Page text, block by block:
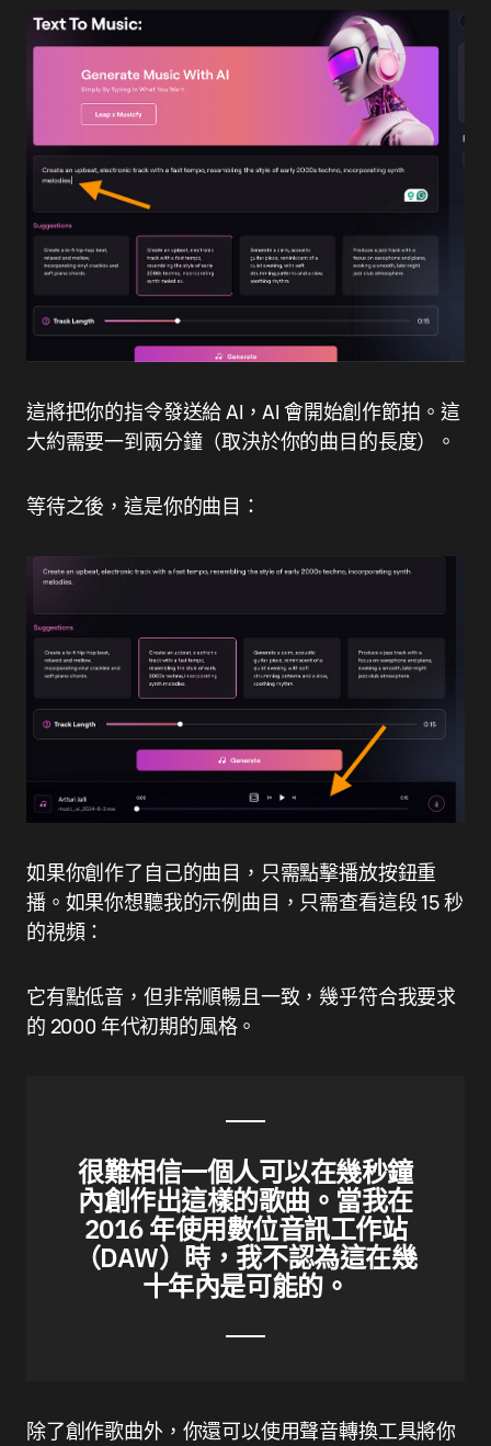
這將把你的指令發送給 AI，AI 會開始創作節拍。這
大約需要一到兩分鐘（取決於你的曲目的長度）。
等待之後，這是你的曲目：
如果你創作了自己的曲目，只需點擊播放按鈕重
播。如果你想聽我的示例曲目，只需查看這段 15 秒
的視頻：
它有點低音，但非常順暢且一致，幾乎符合我要求
的 2000 年代初期的風格。
很難相信一個人可以在幾秒鐘
內創作出這樣的歌曲。當我在
2016 年使用數位音訊工作站
（DAW）時，我不認為這在幾
十年內是可能的。
除了創作歌曲外，你還可以使用聲音轉換工具將你